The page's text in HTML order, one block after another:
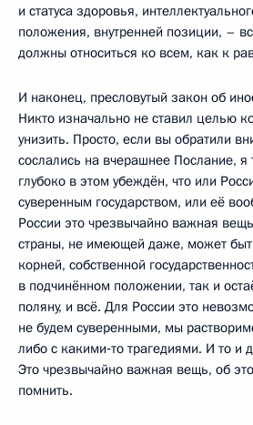
и статуса здоровья,
положения, внутренней позиции, –
должны относиться ко всем, как к
И наконец, пресловутый закон об
Никто изначально не ставил целью
унизить. Просто, если вы обратили
сослались на вчерашнее Послание, я
глубоко в этом убеждён, что или
суверенным государством, или её
России это чрезвычайно важная
страны, не имеющей даже, может
корней, собственной
в подчинённом положении, так и
поляну, и всё. Для России это
не будем суверенными, мы
либо с какими‑то трагедиями. И то и
Это чрезвычайно важная вещь, об
помнить.